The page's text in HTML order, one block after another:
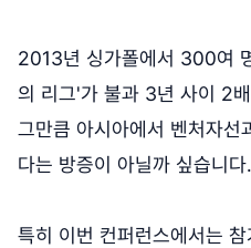
2013년 싱가폴에서 300여
의 리그'가 불과 3년 사이 2
그만큼 아시아에서 벤처자선
다는 방증이 아닐까 싶습니다.
특히 이번 컨퍼런스에서는